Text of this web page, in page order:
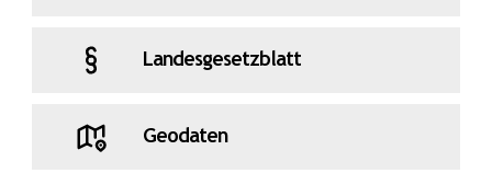
Landesgesetzblatt
Geodaten